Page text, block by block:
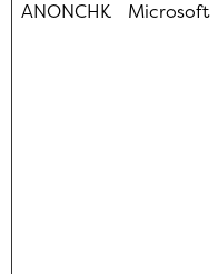
ANONCHK Microsoft